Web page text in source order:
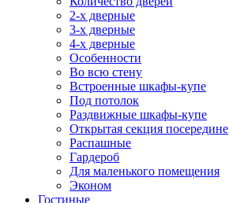
2-х дверные
3-х дверные
4-х дверные
Особенности
Во всю стену
Встроенные шкафы-купе
Под потолок
Раздвижные шкафы-купе
Открытая секция посередине
Распашные
Гардероб
Для маленького помещения
Эконом
Гостиные